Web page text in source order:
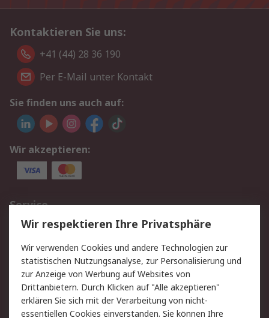
Kontaktieren Sie uns:
+41 (44) 28 36 190
Per E-Mail unter Kontakt
Sie finden uns auch auf:
Wir akzeptieren:
Service
Value Added Services
Lieferlösungen
Rücksendungen
Kontakt
Hilfe
Rechtliches
AGB Datenschutz
Wir respektieren Ihre Privatsphäre
Wir verwenden Cookies und andere Technologien zur
statistischen Nutzungsanalyse, zur Personalisierung und
zur Anzeige von Werbung auf Websites von
Drittanbietern. Durch Klicken auf "Alle akzeptieren"
erklären Sie sich mit der Verarbeitung von nicht-
essentiellen Cookies einverstanden. Sie können Ihre